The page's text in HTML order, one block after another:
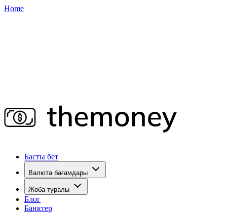
Home
Басты бет
Валюта бағамдары
Жоба туралы
Блог
Банктер